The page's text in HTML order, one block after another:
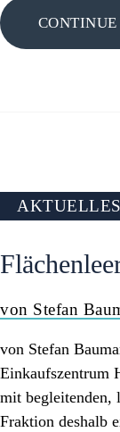
AKTUELLES
von Stefan
von Stefan
Einkaufszentrum
mit begleitenden,
Fraktion deshalb